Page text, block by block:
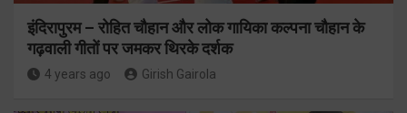
इंदिरापुरम – रोहित चौहान और लोक गायिका कल्पना चौहान के
गढ़वाली गीतों पर जमकर थिरके दर्शक
4 years ago Girish Gairola